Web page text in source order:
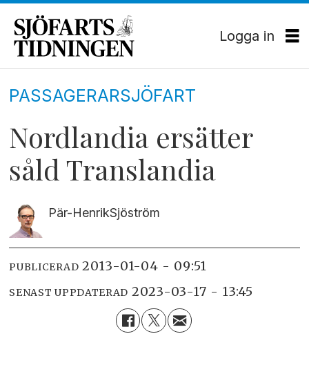
Logga in
PASSAGERARSJÖFART
Nordlandia ersätter
såld Translandia
Pär-HenrikSjöström
PUBLICERAD 2013-01-04 - 09:51
SENAST UPPDATERAD 2023-03-17 - 13:45